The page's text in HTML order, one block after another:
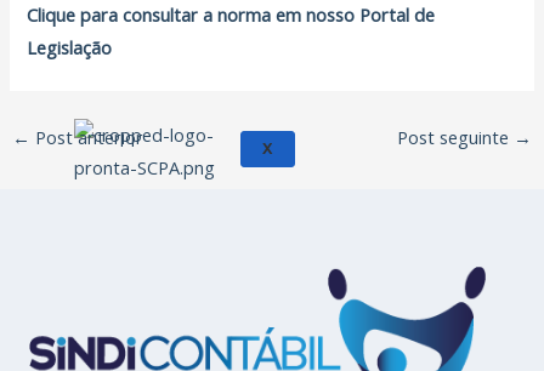
Agenda
X
Clique para consultar a norma em nosso Portal de
Legislação
← Post anterior Post seguinte →